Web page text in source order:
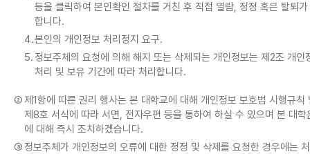
등을 클릭하여 본인확인 절차를 거친 후 직접 열람, 정정 혹은 탈퇴
합니다.
4.본인의 개인정보 처리정지 요구.
5. 정보주체의 요청에 의해 해지 또는 삭제되는 개인정보는 제2조 개인
처리 및 보유 기간에 따라 처리합니다.
② 제1항에 따른 권리 행사는 본 대학교에 대해 개인정보 보호법 시행규칙
제8호 서식에 따라 서면, 전자우편 등을 통하여 하실 수 있으며 본 대학
에 대해 즉시 조치하겠습니다.
③ 정보주체가 개인정보의 오류에 대한 정정 및 삭제를 요청한 경우에는